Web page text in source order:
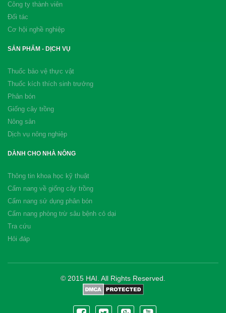
Công ty thành viên
Đối tác
Cơ hội nghề nghiệp
SẢN PHẨM - DỊCH VỤ
Thuốc bảo vệ thực vật
Thuốc kích thích sinh trưởng
Phân bón
Giống cây trồng
Nông sản
Dịch vụ nông nghiệp
DÀNH CHO NHÀ NÔNG
Thông tin khoa học kỹ thuật
Cẩm nang về giống cây trồng
Cẩm nang sử dụng phân bón
Cẩm nang phòng trừ sâu bệnh cỏ dại
Tra cứu
Hỏi đáp
© 2015 HAI. All Rights Reserved.